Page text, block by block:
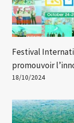
Festival
promouvoir
18/10/2024